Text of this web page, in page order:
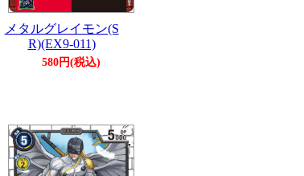
メタルグレイモン(S
R)(EX9-011)
580円(税込)